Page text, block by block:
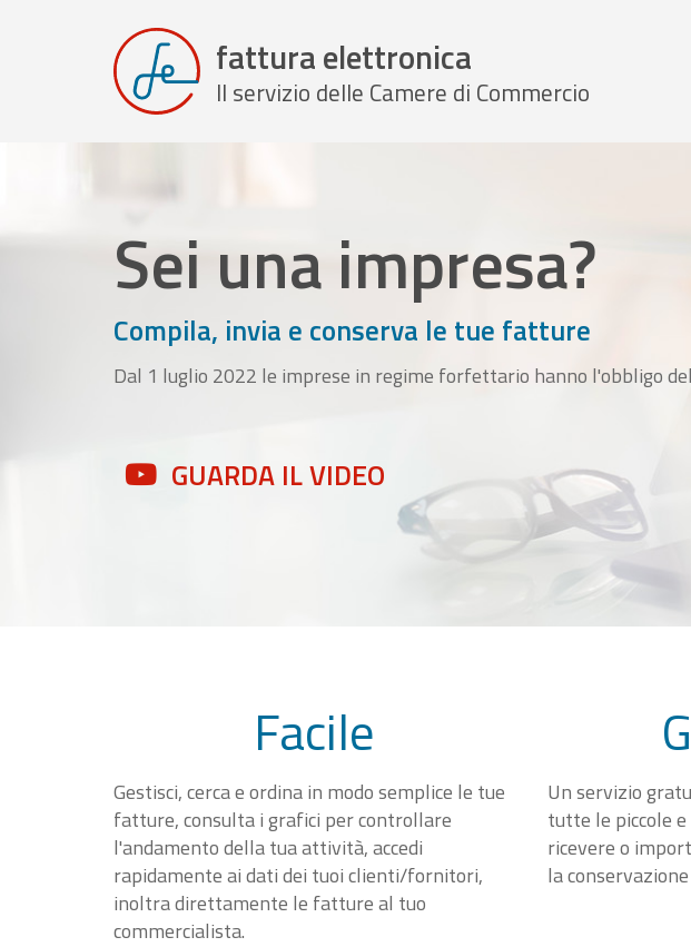
fattura elettronica
Il servizio delle Camere di Commercio
Sei una impresa?
Compila, invia e conserva le tue fatture
Dal 1 luglio 2022 le imprese in regime forfettario hanno l'obbligo
GUARDA IL VIDEO
Facile
Gestisci, cerca e ordina in modo semplice le tue
fatture, consulta i grafici per controllare
l'andamento della tua attività, accedi
rapidamente ai dati dei tuoi clienti/fornitori,
inoltra direttamente le fatture al tuo
commercialista.
Un servizio
tutte le piccole
ricevere o
la